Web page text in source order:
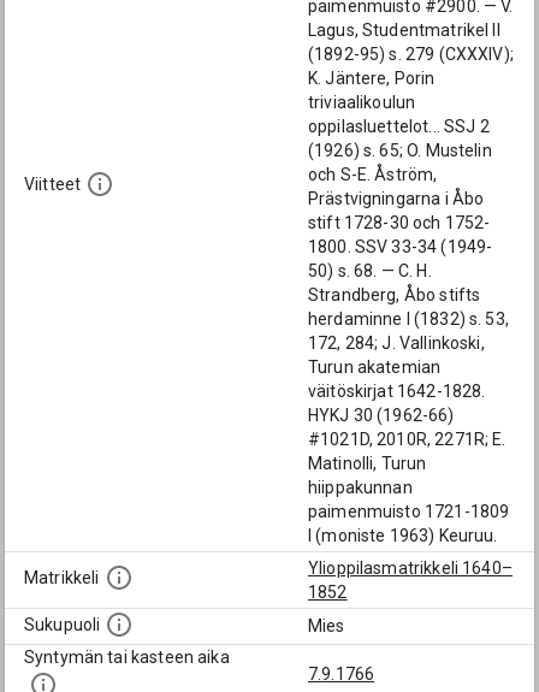
Viitteet
paimenmuisto #2900. — V.
Lagus, Studentmatrikel II
(1892-95) s. 279 (CXXXIV);
K. Jäntere, Porin
triviaalikoulun
oppilasluettelot... SSJ 2
(1926) s. 65; O. Mustelin
och S-E. Åström,
Prästvigningarna i Åbo
stift 1728-30 och 1752-
1800. SSV 33-34 (1949-
50) s. 68. — C. H.
Strandberg, Åbo stifts
herdaminne I (1832) s. 53,
172, 284; J. Vallinkoski,
Turun akatemian
väitöskirjat 1642-1828.
HYKJ 30 (1962-66)
#1021D, 2010R, 2271R; E.
Matinolli, Turun
hiippakunnan
paimenmuisto 1721-1809
I (moniste 1963) Keuruu.
Matrikkeli
Ylioppilasmatrikkeli 1640–
1852
Sukupuoli
Mies
Syntymän tai kasteen aika
7.9.1766